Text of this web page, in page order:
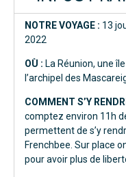
NOTRE VOYAGE : 13
2022
OÙ : La Réunion, une
l’archipel des
COMMENT S’Y
comptez environ 11h
permettent de s’y
Frenchbee. Sur place
pour avoir plus de